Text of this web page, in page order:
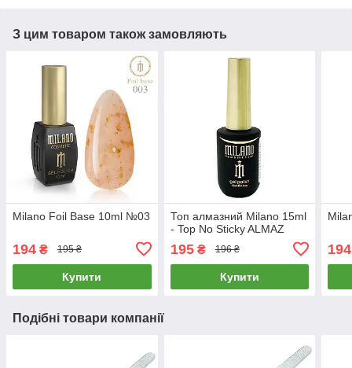
З цим товаром також замовляють
Milano Foil Base 10ml №03
194 ₴ 195 ₴
Купити
Топ алмазний Milano 15ml
- Top No Sticky ALMAZ
195₴ 196 ₴
Купити
194
Подібні товари компанії